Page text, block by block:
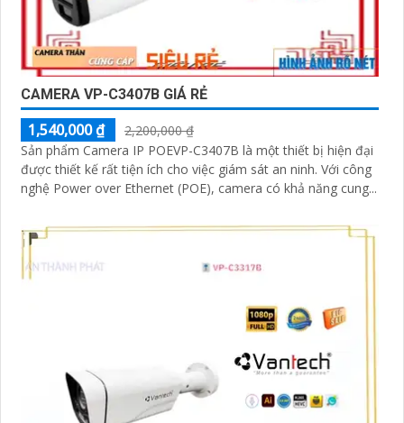
CAMERA VP-C3407B GIÁ RẺ
1,540,000 ₫
2,200,000 ₫
Sản phẩm Camera IP POEVP-C3407B là một thiết bị hiện đại
được thiết kế rất tiện ích cho việc giám sát an ninh. Với công
nghệ Power over Ethernet (POE), camera có khả năng cung...